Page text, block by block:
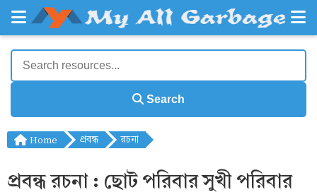
Search
Home প্রবন্ধ রচনা
প্রবন্ধ রচনা : ছোট পরিবার সুখী পরিবার